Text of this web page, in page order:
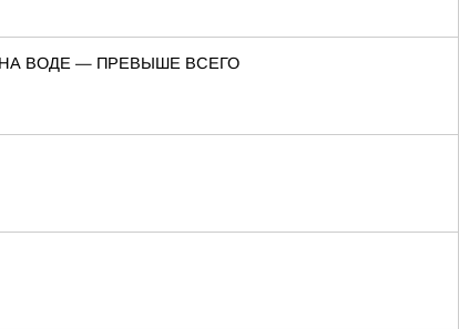
ВОДЕ — ПРЕВЫШЕ ВСЕГО